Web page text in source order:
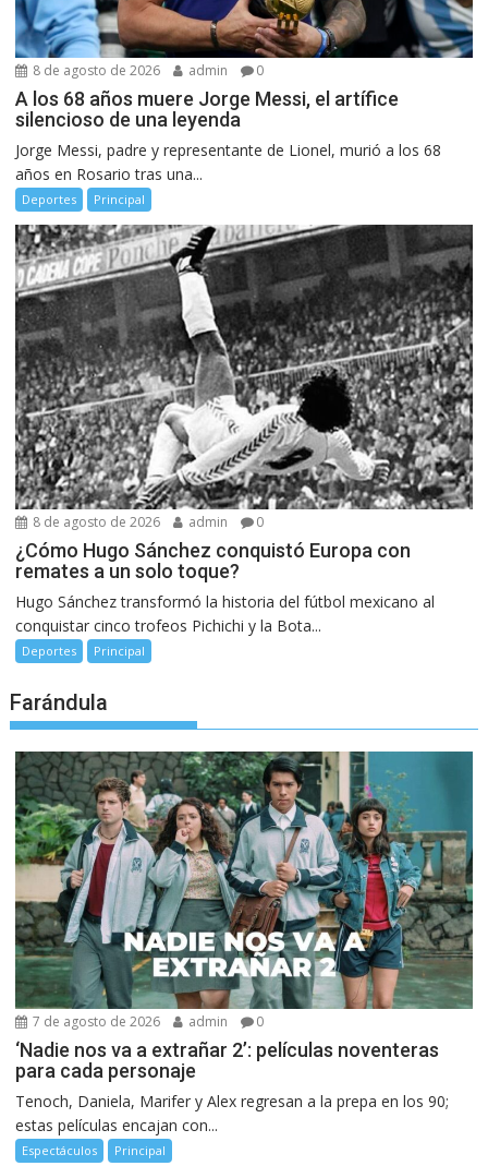
8 de agosto de 2026 admin 0
A los 68 años muere Jorge Messi, el artífice
silencioso de una leyenda
Jorge Messi, padre y representante de Lionel, murió a los 68
años en Rosario tras una...
Deportes Principal
8 de agosto de 2026 admin 0
¿Cómo Hugo Sánchez conquistó Europa con
remates a un solo toque?
Hugo Sánchez transformó la historia del fútbol mexicano al
conquistar cinco trofeos Pichichi y la Bota...
Deportes Principal
Farándula
7 de agosto de 2026 admin 0
‘Nadie nos va a extrañar 2’: películas noventeras
para cada personaje
Tenoch, Daniela, Marifer y Alex regresan a la prepa en los 90;
estas películas encajan con...
Espectáculos Principal